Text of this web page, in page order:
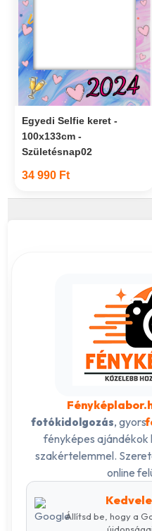
Egyedi Selfie keret -
100x133cm -
Születésnap02
34 990 Ft
fotókidolgozás, gyors
fényképes
szakértelemmel.
online
Állítsd be, hogy a